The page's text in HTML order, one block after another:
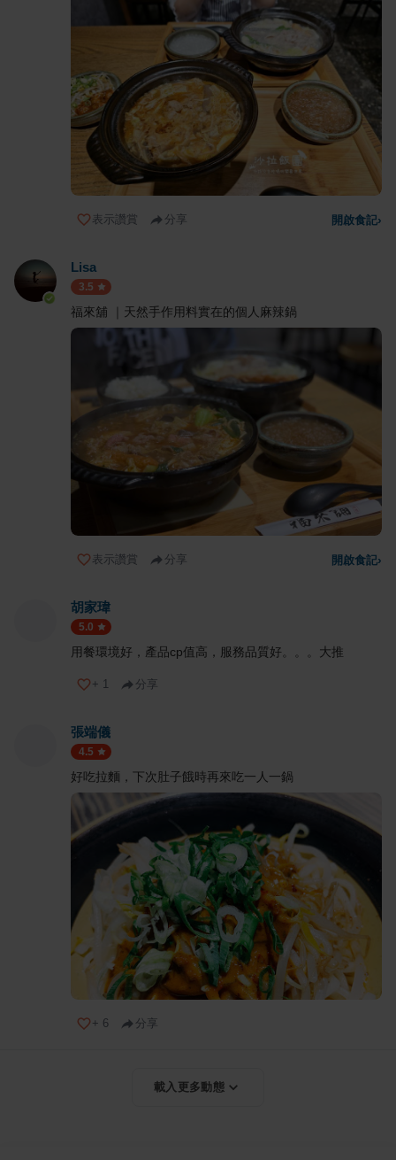
表示讚賞 分享 開啟食記›
Lisa
3.5
福來舖 ｜天然手作用料實在的個人麻辣鍋
表示讚賞 分享 開啟食記›
胡家瑋
5.0
用餐環境好，產品cp值高，服務品質好。。。大推
+ 1 分享
張端儀
4.5
好吃拉麵，下次肚子餓時再來吃一人一鍋
+ 6 分享
載入更多動態